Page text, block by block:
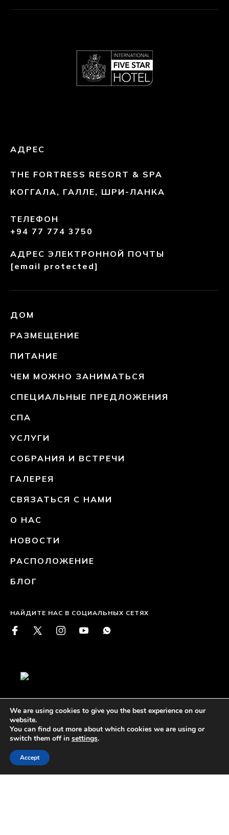
АДРЕС
THE FORTRESS RESORT & SPA
КОГГАЛА, ГАЛЛЕ, ШРИ-ЛАНКА
ТЕЛЕФОН
+94 77 774 3750
АДРЕС ЭЛЕКТРОННОЙ ПОЧТЫ
[email protected]
ДОМ
РАЗМЕЩЕНИЕ
ПИТАНИЕ
ЧЕМ МОЖНО ЗАНИМАТЬСЯ
СПЕЦИАЛЬНЫЕ ПРЕДЛОЖЕНИЯ
СПА
УСЛУГИ
СОБРАНИЯ И ВСТРЕЧИ
ГАЛЕРЕЯ
СВЯЗАТЬСЯ С НАМИ
О НАС
НОВОСТИ
РАСПОЛОЖЕНИЕ
БЛОГ
НАЙДИТЕ НАС В СОЦИАЛЬНЫХ СЕТЯХ
Все авторские права защищены
Курортный спа-отель The Fortress - ©2026
КАРТА САЙТА
We are using cookies to give you the best experience on our
website.
You can find out more about which cookies we are using or
switch them off in settings.
Accept